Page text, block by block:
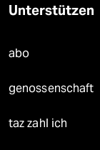
Unterstützen
abo
genossenschaft
taz zahl ich